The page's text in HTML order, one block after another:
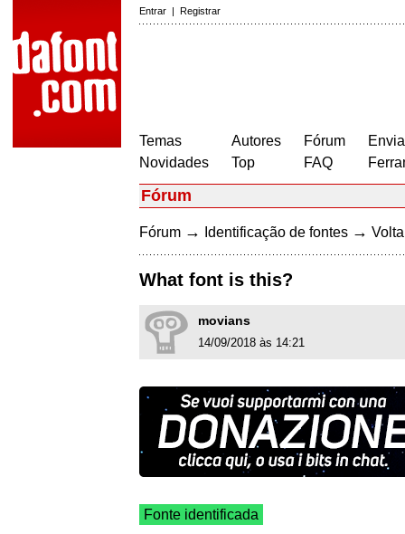
Entrar | Registrar
Temas
Novidades
Autores
Top
Fórum
FAQ
Fórum
Fórum → Identificação de fontes →
What font is this?
movians
14/09/2018 às 14:21
Fonte identificada